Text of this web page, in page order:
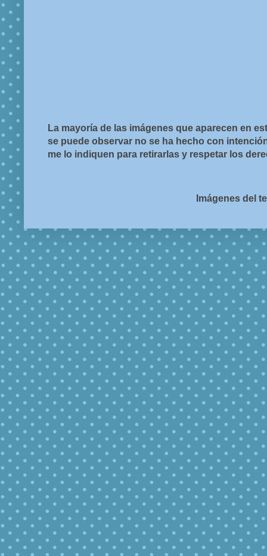
La mayoría de las imágenes que aparecen en
se puede observar no se ha hecho con
me lo indiquen para retirarlas y respetar los
Imágenes del